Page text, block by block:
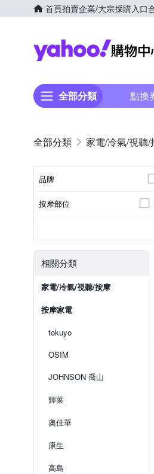
首頁拍賣企業/大宗採購入口
全部分類 點換
家電/冷氣/視聽/
品牌
按摩部位
相關分類
家電/冷氣/視聽/按摩
按摩家電
tokuyo
OSIM
JOHNSON 喬山
輝葉
奧佳華
康生
高島